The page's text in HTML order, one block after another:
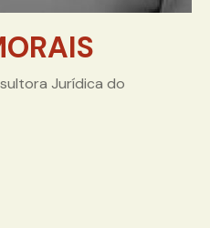
Jurídica do